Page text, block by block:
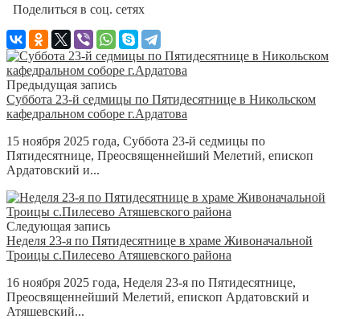
Поделиться в соц. сетях
Предыдущая запись
Суббота 23-й седмицы по Пятидесятнице в Никольском
кафедральном соборе г.Ардатова
15 ноября 2025 года, Суббота 23-й седмицы по
Пятидесятнице, Преосвященнейший Мелетий, епископ
Ардатовский и...
Следующая запись
Неделя 23-я по Пятидесятнице в храме Живоначальной
Троицы с.Пилесево Атяшевского района
16 ноября 2025 года, Неделя 23-я по Пятидесятнице,
Преосвященнейший Мелетий, епископ Ардатовский и
Атяшевский...